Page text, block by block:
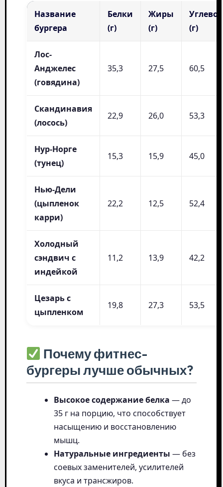
Название
бургера
Белки
(г)
Жиры
(г)
(г)
Лос-
Анджелес
(говядина)
35,3 27,5 60,5
Скандинавия
(лосось)
22,9 26,0 53,3
Нур-Норге
(тунец)
15,3 15,9 45,0
Нью-Дели
(цыпленок
карри)
22,2 12,5 52,4
Холодный
сэндвич с
индейкой
11,2 13,9 42,2
Цезарь с
цыпленком
19,8 27,3 53,5
Почему фитнес-
бургеры лучше обычных?
Высокое содержание белка — до
35 г на порцию, что способствует
насыщению и восстановлению
мышц.
Натуральные ингредиенты — без
соевых заменителей, усилителей
вкуса и трансжиров.